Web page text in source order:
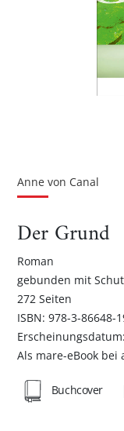
Bildgalerie
Anne von Canal
Der Grund
Roman
gebunden mit
272 Seiten
ISBN: 978-3-86648-
Als mare-eBook
Buchcover